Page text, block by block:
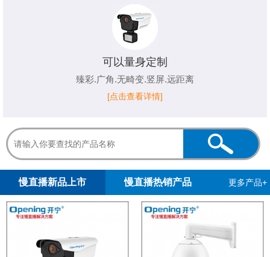
可以量身定制
臻彩.广角.无畸变.竖屏.远距离
[点击查看详情]
慢直播新品上市 慢直播热销产品 更多产品+